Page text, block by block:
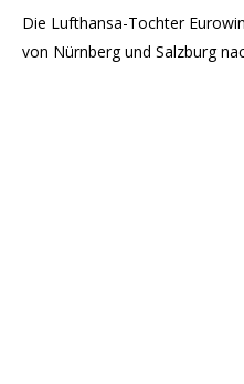
Die Lufthansa-Tochter
von Nürnberg und Salzburg